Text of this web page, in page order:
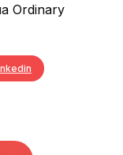
Ordinary